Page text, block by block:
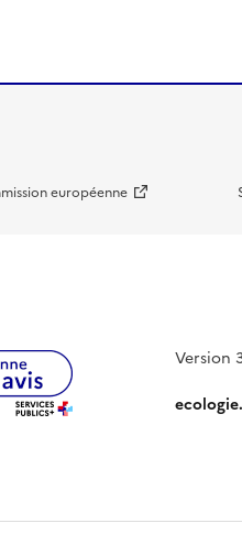
européenne
Version